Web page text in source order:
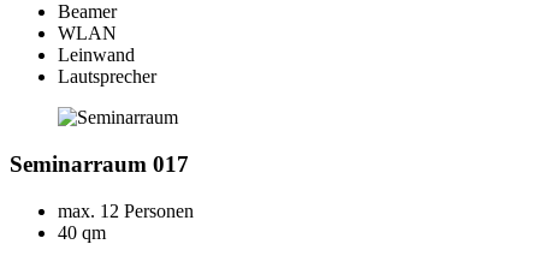
Beamer
WLAN
Leinwand
Lautsprecher
Seminarraum 017
max. 12 Personen
40 qm